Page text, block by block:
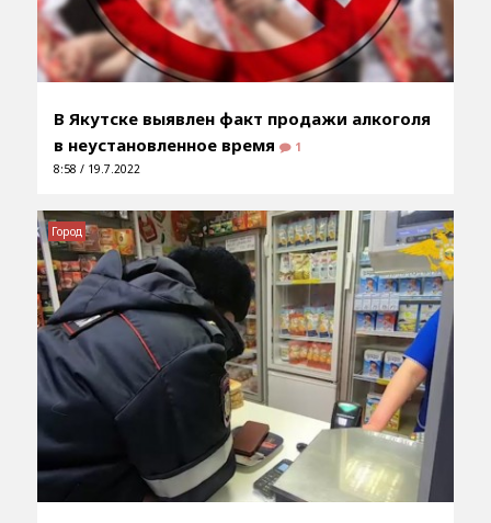
В Якутске выявлен факт продажи алкоголя
в неустановленное время
1
8:58 / 19.7.2022
Город